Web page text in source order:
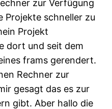
zur Verfügung
Projekte schneller zu
Projekt
dort und seit dem
frams gerendert.
Rechner zur
gesagt das es zur
gibt. Aber hallo die